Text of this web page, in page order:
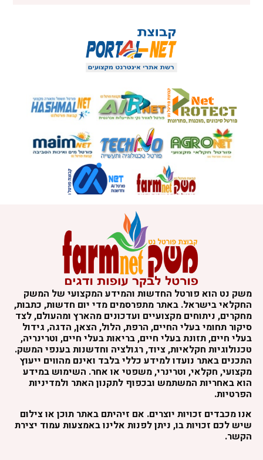
משק נט הוא פורטל החדשות והמידע המקצועי של המשק
החקלאי בישראל. באתר מתפרסמים מדי יום חדשות, כתבות,
מחקרים, ניתוחים מקצועיים ועדכונים מהארץ ומהעולם, לצד
סיקור תחומי בעלי החיים, הרפת, הלול, הצאן, הדגה, גידול
בעלי חיים, תזונת בעלי חיים, בריאות בעלי חיים, וטרינריה,
טכנולוגיות חקלאיות, ציוד, רגולציה וחדשנות בענפי המשק.
התכנים באתר נועדו למידע כללי בלבד ואינם מהווים ייעוץ
מקצועי, חקלאי, וטרינרי, משפטי או אחר. השימוש במידע
הוא באחריות המשתמש ובכפוף לתקנון האתר ולמדיניות
הפרטיות.
אנו מכבדים זכויות יוצרים. אם זיהיתם באתר תוכן או צילום
שיש לכם זכויות בו, ניתן לפנות אלינו באמצעות עמוד יצירת
הקשר.